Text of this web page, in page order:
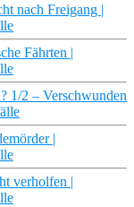
nach Freigang |
Fährten |
1/2 – Verschwunden
|
verholfen |